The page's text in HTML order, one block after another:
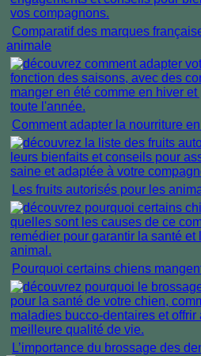
Comparatif des marques
animale
Comment adapter la nourriture
Les fruits autorisés pour les
Pourquoi certains chiens
L’importance du brossage des